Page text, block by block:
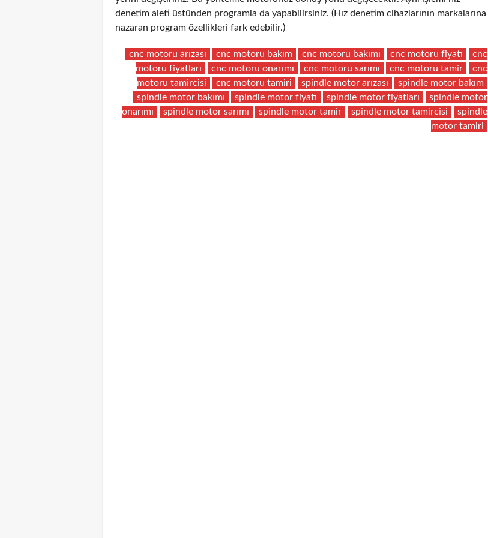
denetim aleti üstünden programla da yapabilirsiniz. (Hız denetim cihazlarının markalarına
nazaran program özellikleri fark edebilir.)
cnc motoru arızası cnc motoru bakım cnc motoru bakımı cnc motoru fiyatı
cnc
motoru fiyatları
cnc motoru onarımı cnc motoru sarımı cnc motoru tamir
cnc
motoru tamircisi
cnc motoru tamiri spindle motor arızası
spindle motor bakım
spindle motor bakımı
spindle motor fiyatı spindle motor fiyatları
spindle motor
onarımı
spindle motor sarımı spindle motor tamir spindle motor tamircisi
spindle
motor tamiri